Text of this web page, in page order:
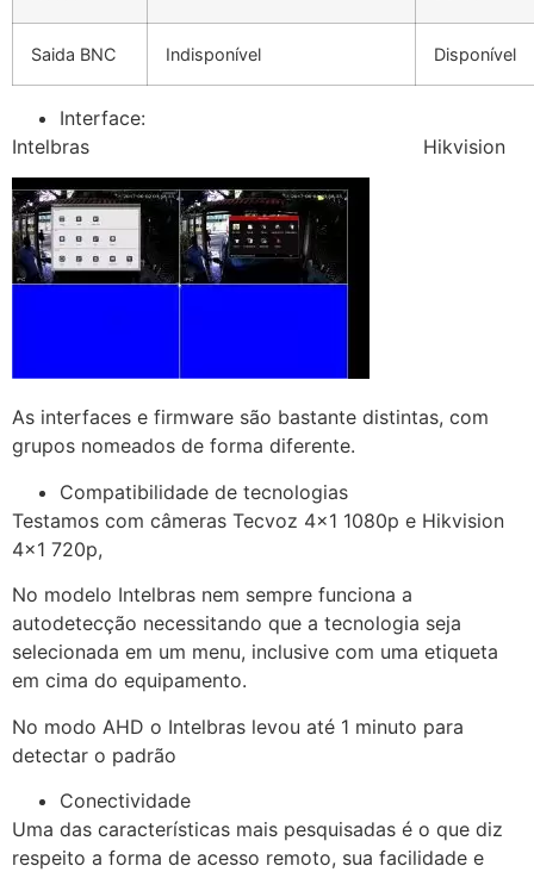
Saida BNC Indisponível Disponível
Interface:
Intelbras Hikvision
As interfaces e firmware são bastante distintas, com
grupos nomeados de forma diferente.
Compatibilidade de tecnologias
Testamos com câmeras Tecvoz 4×1 1080p e Hikvision
4×1 720p,
No modelo Intelbras nem sempre funciona a
autodetecção necessitando que a tecnologia seja
selecionada em um menu, inclusive com uma etiqueta
em cima do equipamento.
No modo AHD o Intelbras levou até 1 minuto para
detectar o padrão
Conectividade
Uma das características mais pesquisadas é o que diz
respeito a forma de acesso remoto, sua facilidade e